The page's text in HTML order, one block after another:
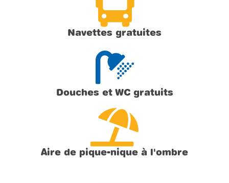
Navettes gratuites
Douches et WC gratuits
Aire de pique-nique à l'ombre